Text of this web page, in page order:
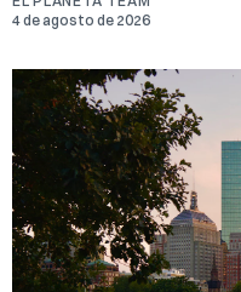
4 de agosto de 2026